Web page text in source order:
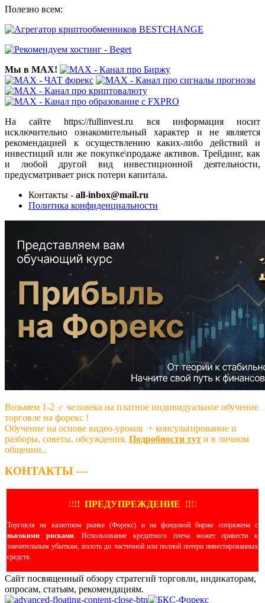
Полезно всем:
Мы в MAX!
На сайте https://fullinvest.ru вся информация носит
исключительно ознакомительный характер и не является
рекомендацией к осуществлению каких-либо действий и
инвестиций или же покупке\продаже активов. Трейдинг, как
и любой другой вид инвестиционной деятельности,
предусматривает риск потери капитала.
Контакты - all-inbox@mail.ru
Политика конфиденциальности
Возьмем 1-2 ‍♂️ человека на платное индивидуальное обучение
торговле на форекс !
Обучение на основе видео-уроков ️ + консультирование и
разборы, советы, обсуждения. Подробности тут и в личном
общении..
КОНТАКТЫ —
!!!! ПРЕДУПРЕЖДЕНИЕ !!!!
Торговля на валютном рынке (Форекс) и на фондовой бирже сопряжена с
высокими рисками. Использование кредитного плеча может привести к
значительным убыткам, вплоть до частичной или полной потери инвестированных
средств.
Сайт посвященный обзору стратегий торговли, индикаторам,
опросам, статьям, рекомендациям.